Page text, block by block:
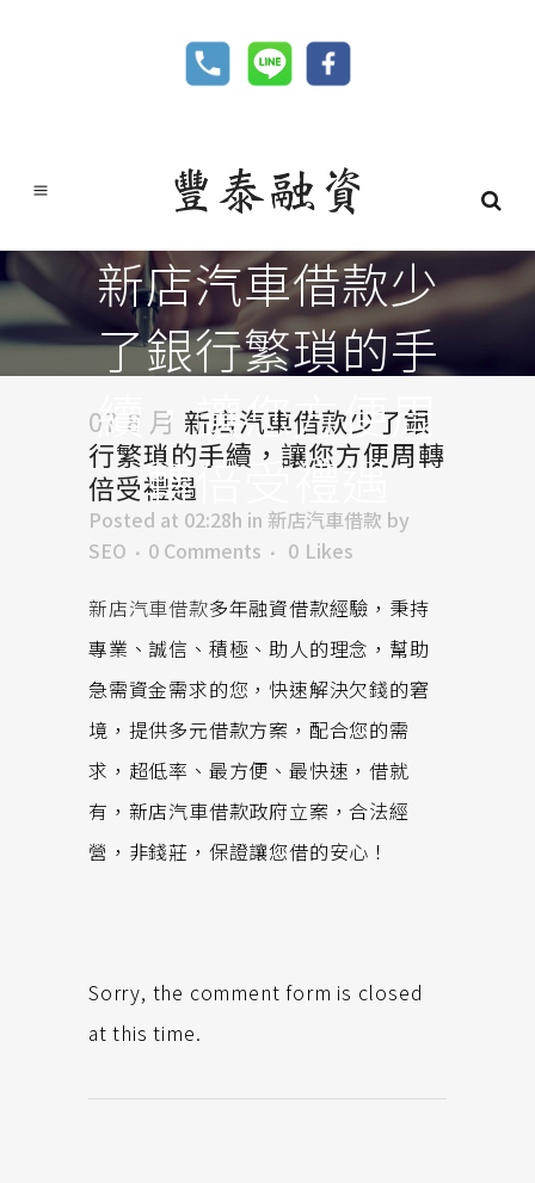
新店汽車借款少
了銀行繁瑣的手
續，讓您方便周
轉倍受禮遇
07 8 月 新店汽車借款少了銀
行繁瑣的手續，讓您方便周轉
倍受禮遇
Posted at 02:28h in 新店汽車借款 by
SEO
0 Comments 0 Likes
新店汽車借款多年融資借款經驗，秉持
專業、誠信、積極、助人的理念，幫助
急需資金需求的您，快速解決欠錢的窘
境，提供多元借款方案，配合您的需
求，超低率、最方便、最快速，借就
有，新店汽車借款政府立案，合法經
營，非錢莊，保證讓您借的安心！
Sorry, the comment form is closed
at this time.